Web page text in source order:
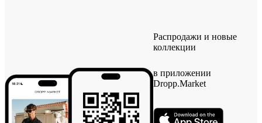
Распродажи и новые
коллекции
в приложении
Dropp.Market